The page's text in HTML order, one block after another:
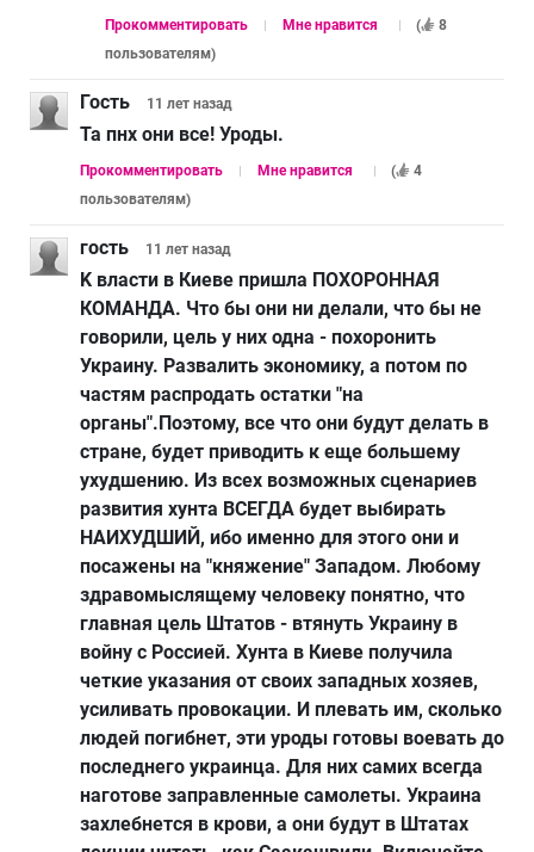
Прокомментировать Мне нравится (
8
пользователям)
Гость 11 лет назад
Та пнх они все! Уроды.
Прокомментировать Мне нравится (
4
пользователям)
гость 11 лет назад
K власти в Киеве пришла ПОХОРОННАЯ
КОМАНДА. Что бы они ни делали, что бы не
говорили, цель у них одна - похоронить
Украину. Развалить экономику, а потом по
частям распродать остатки "на
органы".Поэтому, все что они будут делать в
стране, будет приводить к еще большему
ухудшению. Из всех возможных сценариев
развития хунта ВСЕГДА будет выбирать
НАИХУДШИЙ, ибо именно для этого они и
посажены на "княжение" Западом. Любому
здравомыслящему человеку понятно, что
главная цель Штатов - втянуть Украину в
войну с Россией. Хунта в Киеве получила
четкие указания от своих западных хозяев,
усиливать провокации. И плевать им, сколько
людей погибнет, эти уроды готовы воевать до
последнего украинца. Для них самих всегда
наготове заправленные самолеты. Украина
захлебнется в крови, а они будут в Штатах